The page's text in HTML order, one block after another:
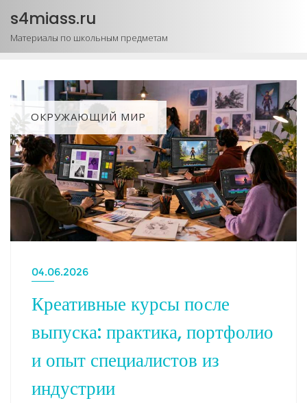
Промотать
содержимому
s4miass.ru
Материалы по школьным предметам
ОКРУЖАЮЩИЙ МИР
04.06.2026
Креативные курсы после
выпуска: практика, портфолио
и опыт специалистов из
индустрии